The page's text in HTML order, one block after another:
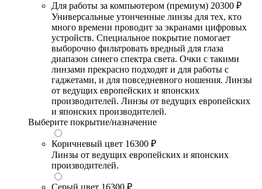
Для работы за компьютером (премиум) 20300 ₽
Универсальные утонченные линзы для тех, кто
много времени проводит за экранами цифровых
устройств. Специальное покрытие помогает
выборочно фильтровать вредный для глаза
диапазон синего спектра света. Очки с такими
линзами прекрасно подходят и для работы с
гаджетами, и для повседневного ношения. Линзы
от ведущих европейских и японских
производителей. Линзы от ведущих европейских
и японских производителей.
Выберите покрытие/назначение
Коричневый цвет 16300 ₽
Линзы от ведущих европейских и японских
производителей.